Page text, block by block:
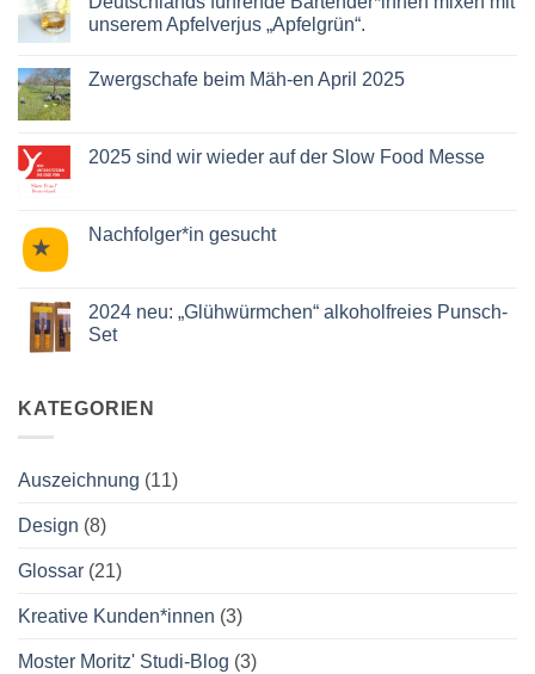
2025
mit
unserem Apfelverjus „Apfelgrün“.
zu
Deutschlands
mit
Zwergschafe beim Mäh-en April 2025
Zwergschafe
beim
2025
2025 sind wir wieder auf der Slow Food Messe
2025
sind
der
Slow
Food
Nachfolger*in gesucht
Nachfolger*in
gesucht
2024 neu: „Glühwürmchen“ alkoholfreies Punsch-
Set
2024
neu:
Set
KATEGORIEN
Auszeichnung (11)
Design (8)
Glossar (21)
Kreative Kunden*innen (3)
Moster Moritz' Studi-Blog (3)